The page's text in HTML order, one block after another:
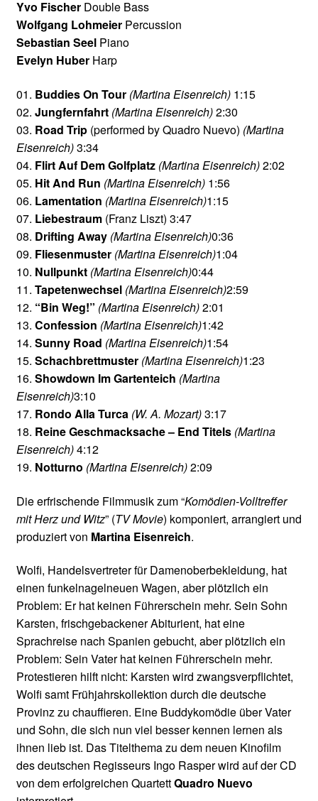
Yvo FischerDouble Bass
Wolfgang LohmeierPercussion
Sebastian SeelPiano
Evelyn HuberHarp
01. Buddies On Tour (Martina Eisenreich)1:15
02. Jungfernfahrt (Martina Eisenreich)2:30
03. Road Trip(performed by Quadro Nuevo) (Martina
Eisenreich)3:34
04. Flirt Auf Dem Golfplatz (Martina Eisenreich)2:02
05. Hit And Run (Martina Eisenreich)1:56
06. Lamentation (Martina Eisenreich)1:15
07. Liebestraum(Franz Liszt) 3:47
08. Drifting Away (Martina Eisenreich)0:36
09. Fliesenmuster (Martina Eisenreich)1:04
10. Nullpunkt (Martina Eisenreich)0:44
11. Tapetenwechsel (Martina Eisenreich)2:59
12. “Bin Weg!” (Martina Eisenreich)2:01
13. Confession (Martina Eisenreich)1:42
14. Sunny Road (Martina Eisenreich)1:54
15. Schachbrettmuster (Martina Eisenreich)1:23
16. Showdown Im Gartenteich (Martina
Eisenreich)3:10
17. Rondo Alla Turca (W. A. Mozart)3:17
18. Reine Geschmacksache – End Titels (Martina
Eisenreich)4:12
19. Notturno (Martina Eisenreich)2:09
Die erfrischende Filmmusik zum “Komödien-Volltreffer
mit Herz und Witz” (TV Movie) komponiert, arrangiert und
produziert von Martina Eisenreich.
Wolfi, Handelsvertreter für Damenoberbekleidung, hat
einen funkelnagelneuen Wagen, aber plötzlich ein
Problem: Er hat keinen Führerschein mehr. Sein Sohn
Karsten, frischgebackener Abiturient, hat eine
Sprachreise nach Spanien gebucht, aber plötzlich ein
Problem: Sein Vater hat keinen Führerschein mehr.
Protestieren hilft nicht: Karsten wird zwangsverpflichtet,
Wolfi samt Frühjahrskollektion durch die deutsche
Provinz zu chauffieren. Eine Buddykomödie über Vater
und Sohn, die sich nun viel besser kennen lernen als
ihnen lieb ist. Das Titelthema zu dem neuen Kinofilm
des deutschen Regisseurs Ingo Rasper wird auf der CD
von dem erfolgreichen QuartettQuadro Nuevo